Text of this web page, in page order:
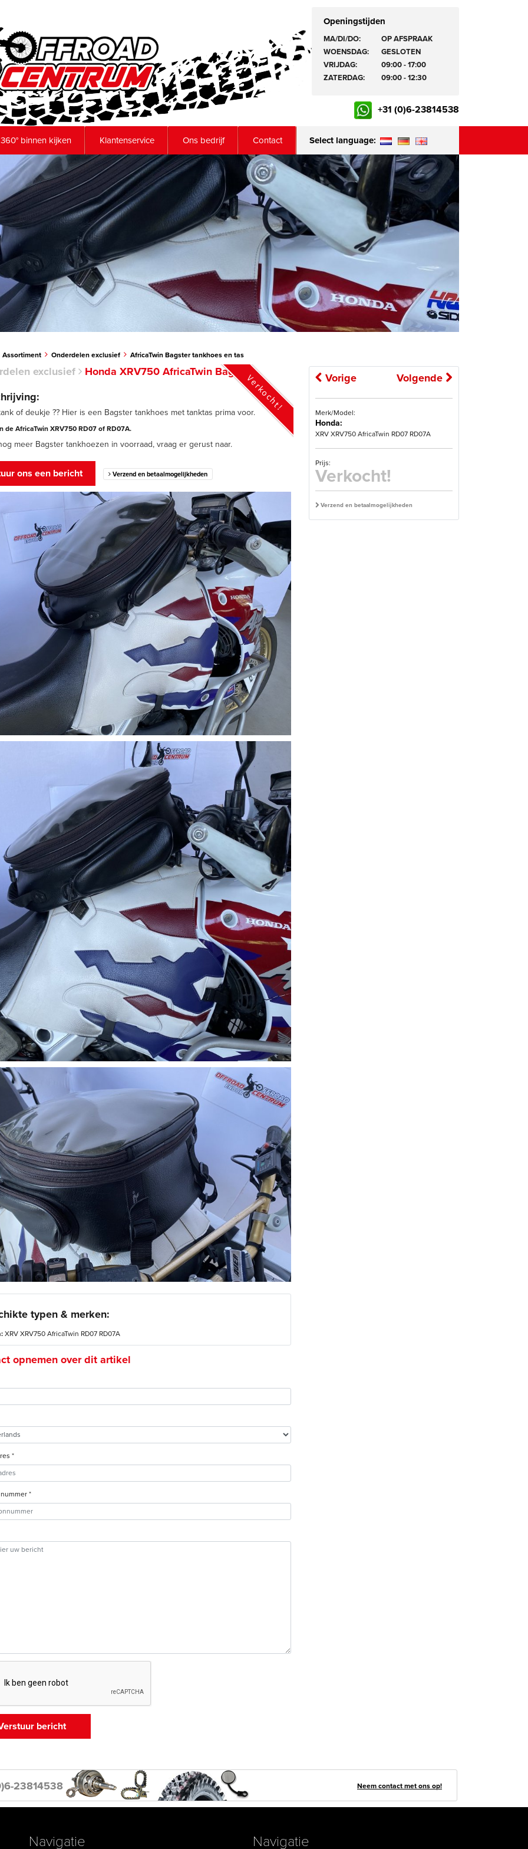
Openingstijden
MA/DI/DO:
OP AFSPRAAK
WOENSDAG:
GESLOTEN
VRIJDAG:
09:00 - 17:00
ZATERDAG:
09:00 - 12:30
+31 (0)6-23814538
360° binnen kijken Klantenservice Ons bedrijf Contact Select language:
Assortiment Onderdelen exclusief AfricaTwin Bagster tankhoes en tas
Verkocht!
exclusief
Honda XRV750 AfricaTwin Bagster
of deukje ?? Hier is een Bagster tankhoes met tanktas prima voor.
de AfricaTwin XRV750 RD07 of RD07A.
meer Bagster tankhoezen in voorraad, vraag er gerust naar.
ons een bericht Verzend en betaalmogelijkheden
typen & merken:
XRV XRV750 AfricaTwin RD07 RD07A
opnemen over dit artikel
*
*
Vorige Volgende
Merk/Model:
Honda:
XRV XRV750 AfricaTwin RD07 RD07A
Prijs:
Verkocht!
Verzend en betaalmogelijkheden
23814538 Neem contact met ons op!
Navigatie Navigatie